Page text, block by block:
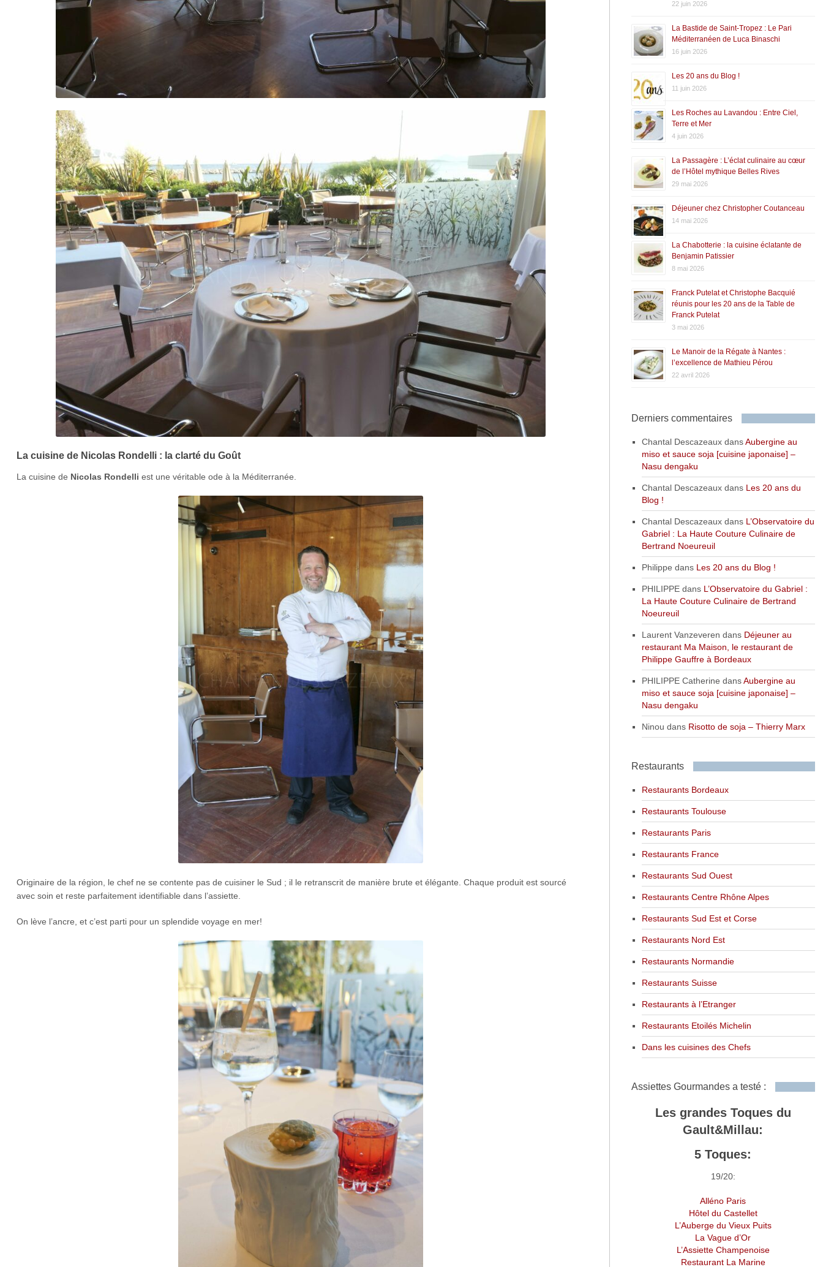
La cuisine de Nicolas Rondelli : la clarté du Goût
La cuisine de Nicolas Rondelli est une véritable ode à la Méditerranée.
Originaire de la région, le chef ne se contente pas de cuisiner le Sud ; il le retranscrit de manière brute et élégante. Chaque produit est sourcé
avec soin et reste parfaitement identifiable dans l’assiette.
On lève l’ancre, et c’est parti pour un splendide voyage en mer!
22 juin 2026
La Bastide de Saint-Tropez : Le Pari
Méditerranéen de Luca Binaschi
16 juin 2026
Les 20 ans du Blog !
11 juin 2026
Les Roches au Lavandou : Entre Ciel,
Terre et Mer
4 juin 2026
La Passagère : L’éclat culinaire au cœur
de l’Hôtel mythique Belles Rives
29 mai 2026
Déjeuner chez Christopher Coutanceau
14 mai 2026
La Chabotterie : la cuisine éclatante de
Benjamin Patissier
8 mai 2026
Franck Putelat et Christophe Bacquié
réunis pour les 20 ans de la Table de
Franck Putelat
3 mai 2026
Le Manoir de la Régate à Nantes :
l’excellence de Mathieu Pérou
22 avril 2026
Derniers commentaires
Chantal DescazeauxdansAubergine au
miso et sauce soja [cuisine japonaise] –
Nasu dengaku
Chantal Descazeauxdans Les 20 ans du
Blog !
Chantal Descazeauxdans L’Observatoire du
Gabriel : La Haute Couture Culinaire de
Bertrand Noeureuil
Philippe dans Les 20 ans du Blog !
PHILIPPEdans L’Observatoire du Gabriel :
La Haute Couture Culinaire de Bertrand
Noeureuil
Laurent Vanzeveren dans Déjeuner au
restaurant Ma Maison, le restaurant de
Philippe Gauffre à Bordeaux
PHILIPPE Catherine dansAubergine au
miso et sauce soja [cuisine japonaise] –
Nasu dengaku
Ninou dans Risotto de soja – Thierry Marx
Restaurants
Restaurants Bordeaux
Restaurants Toulouse
Restaurants Paris
Restaurants France
Restaurants Sud Ouest
Restaurants Centre Rhône Alpes
Restaurants Sud Est et Corse
Restaurants Nord Est
Restaurants Normandie
Restaurants Suisse
Restaurants à l’Etranger
Restaurants Etoilés Michelin
Dans les cuisines des Chefs
Assiettes Gourmandes a testé :
Les grandes Toques du
Gault&Millau:
5 Toques:
19/20:
Alléno Paris
Hôtel du Castellet
L’Auberge du Vieux Puits
La Vague d’Or
L’Assiette Champenoise
Restaurant La Marine